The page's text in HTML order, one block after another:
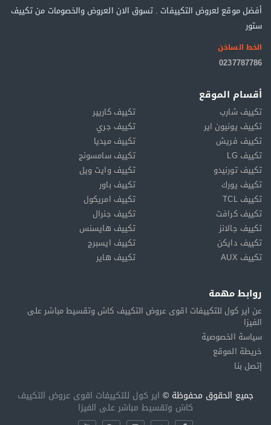
أفضل موقع لعروض التكييفات . تسوق الان العروض والخصومات من تكييف
ستور
الخط الساخن
0237787786
أقسام الموقع
تكييف شارب
تكييف كاريير
تكييف يونيون اير
تكييف جري
تكييف فريش
تكييف ميديا
تكييف LG
تكييف سامسونج
تكييف تورنيدو
تكييف وايت ويل
تكييف يورك
تكييف باور
تكييف TCL
تكييف امريكول
تكييف كرافت
تكييف جنرال
تكييف جالانز
تكييف هايسنس
تكييف دايكن
تكييف ايسبرج
تكييف AUX
تكييف هاير
روابط مهمة
عن اير كول للتكييفات اقوى عروض التكييف كاش وتقسيط مباشر على
الفيزا
سياسة الخصوصية
خريطة الموقع
إتصل بنا
جميع الحقوق محفوظة © اير كول للتكييفات اقوى عروض التكييف
كاش وتقسيط مباشر على الفيزا